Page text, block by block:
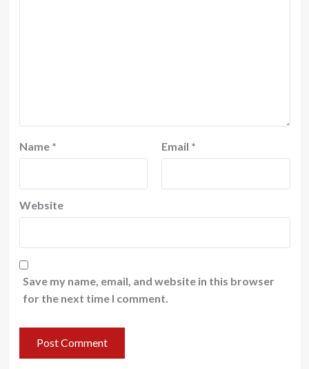
Name * Email *
Website
Save my name, email, and website in this browser
for the next time I comment.